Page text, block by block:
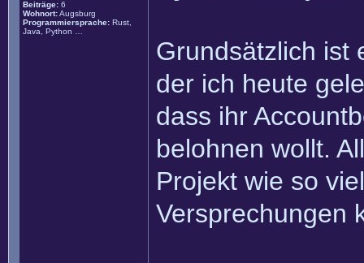
Beiträge: 6
Wohnort:Augsburg
Programmiersprache: Rust,
Java, Python …
Grundsätzlich ist
der ich heute
dass ihr
belohnen wollt.
Projekt wie so
Versprechungen